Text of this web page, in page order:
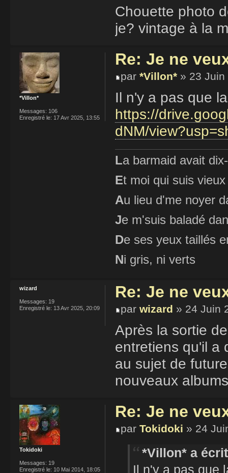
Chouette photo
je? vintage à la
Re: Je ne
par *Villon* » 23
Il n'y a pas que
https://
dNM/
La barmaid avait
Et moi qui suis
Au lieu d'me noyer
Je m'suis baladé
De ses yeux taillés
Ni gris, ni verts
*Villon*
Messages: 106
Enregistré le: 17 Avr 2025, 13:55
Re: Je ne
par wizard » 24 Juin
Après la sortie
entretiens qu'il a
au sujet de
nouveaux
wizard
Messages: 19
Enregistré le: 13 Avr 2025, 20:09
Re: Je ne
par Tokidoki » 24
*Villon* a
Il n'y a pas que
Tokidoki
Messages: 19
Enregistré le: 10 Mai 2014, 18:05